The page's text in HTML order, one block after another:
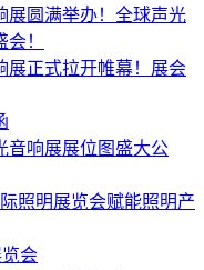
展圆满举办！全球声光
！
展正式拉开帷幕！展会
音响展展位图盛大公
照明展览会赋能照明产
会